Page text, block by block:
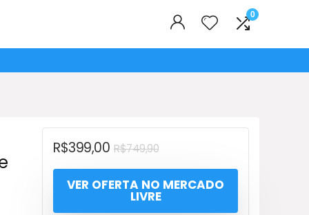
0
R$749,90O
preço
original
era:
R$399,00
O
preço
atual
é:
VER OFERTA NO MERCADO
LIVRE